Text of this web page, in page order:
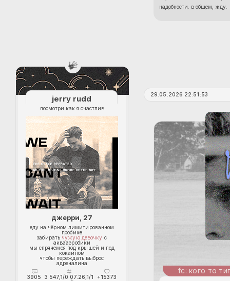
надобности. в общем, жду.
29.05.2026 22:51:53
jerry rudd
посмотри как я счастлив
джерри, 27
еду на чёрном лимитированном
гробике
забирать чужую девочку с
аквааэробики
мы спрячемся под крышей и под
кокаином
чтобы переждать выброс
адреналина
3905 3 547,1/0 07.26,1/1
+15373
кого то